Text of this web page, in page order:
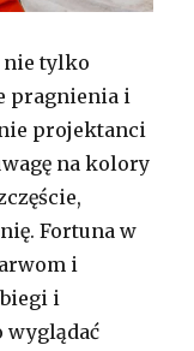
nie tylko
pragnienia i
projektanci
na kolory
Fortuna w
i
i
wyglądać